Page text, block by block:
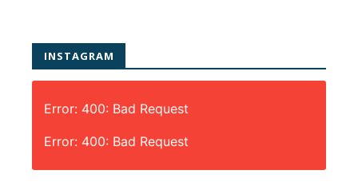
INSTAGRAM
Error: 400: Bad Request
Error: 400: Bad Request